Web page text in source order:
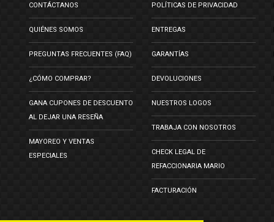
CONTÁCTANOS
QUIÉNES SOMOS
PREGUNTAS FRECUENTES (FAQ)
¿CÓMO COMPRAR?
GANA CUPONES DE DESCUENTO
AL DEJAR UNA RESEÑA
MAYOREO Y VENTAS
ESPECIALES
POLÍTICAS DE PRIVACIDAD
ENTREGAS
GARANTÍAS
DEVOLUCIONES
NUESTROS LOGOS
TRABAJA CON NOSOTROS
CHECK LEGAL DE
REFACCIONARIA MARIO
FACTURACIÓN